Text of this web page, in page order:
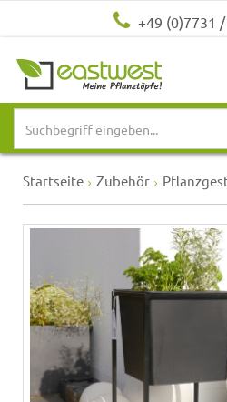
+49 (0)7731
Startseite Zubehör